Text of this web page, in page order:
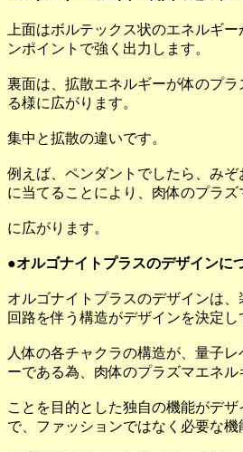
上面はボルテックス状のエネルギ
ンポイントで強く出力します。
裏面は、拡散エネルギーが体のプ
る様に広がります。
集中と拡散の違いです。
例えば、ペンダントでしたら、み
に当てることにより、肉体のプラズ
に広がります。
●オルゴナイトプラスのデザインに
オルゴナイトプラスのデザインは
回路を伴う構造がデザインを決定し
人体の各チャクラの構造が、量子
ーである為、肉体のプラズマエネル
ことを目的とした独自の機能がデ
で、ファッションではなく必要な機